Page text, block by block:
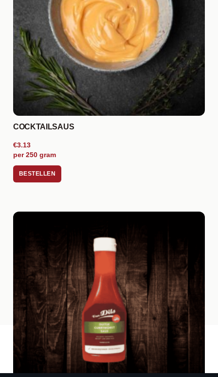
COCKTAILSAUS
€3.13
per 250 gram
BESTELLEN